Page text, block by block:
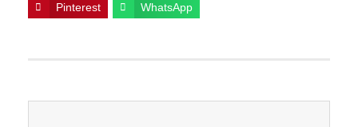
Pinterest WhatsApp